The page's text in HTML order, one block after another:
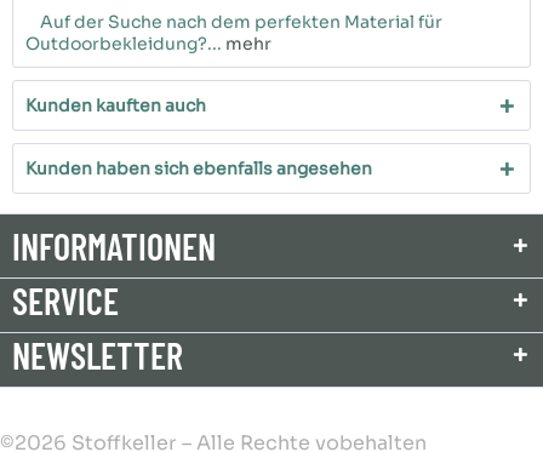
Auf der Suche nach dem perfekten Material für
Outdoorbekleidung?... mehr
Kunden kauften auch
Kunden haben sich ebenfalls angesehen
INFORMATIONEN
SERVICE
NEWSLETTER
©2026 Stoffkeller – Alle Rechte vobehalten